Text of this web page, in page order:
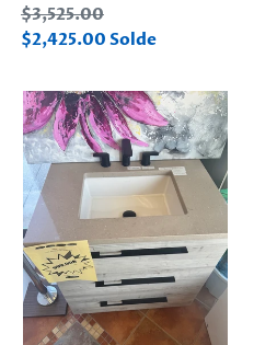
Prix
normal
$3,525.00
Prix
$2,425.00 Solde
VANITE
DEMONSTRATEUR